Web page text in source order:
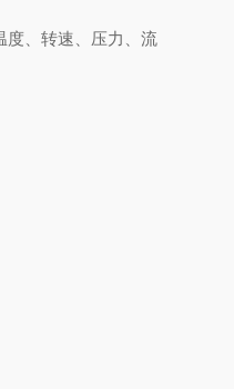
度、转速、压力、流